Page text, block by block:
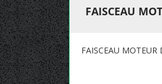
FAISCEAU
FAISCEAU MOTEUR